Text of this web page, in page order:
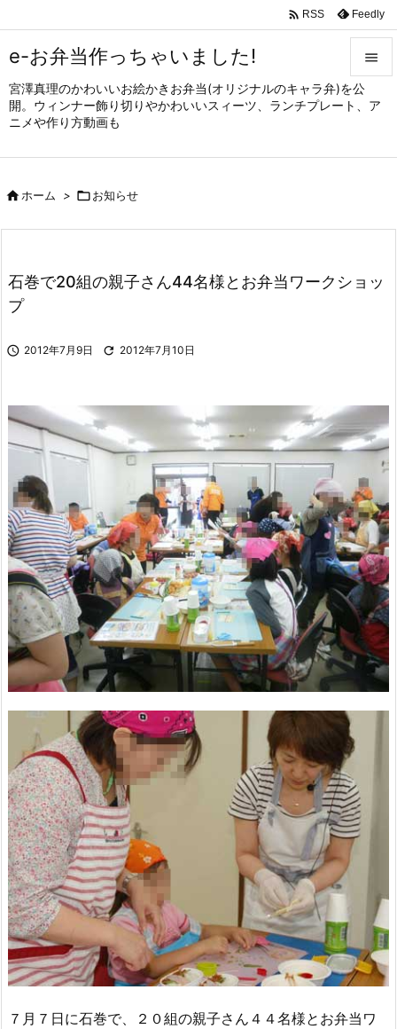
e-お弁当作っちゃいました!
宮澤真理のかわいいお絵かきお弁当(オリジナルのキャラ弁)を公
開。ウィンナー飾り切りやかわいいスィーツ、ランチプレート、ア
ニメや作り方動画も


メニュ
サイド


 RSS Feedly
ホーム > お知らせ
石巻で20組の親子さん44名様とお弁当ワークショッ
プ
 2012年7月9日  2012年7月10日
７月７日に石巻で、２０組の親子さん４４名様とお弁当ワ